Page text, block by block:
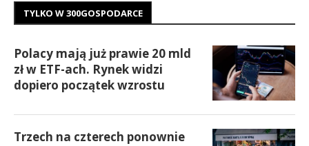
TYLKO W 300GOSPODARCE
Polacy mają już prawie 20 mld
zł w ETF-ach. Rynek widzi
dopiero początek wzrostu
Trzech na czterech ponownie